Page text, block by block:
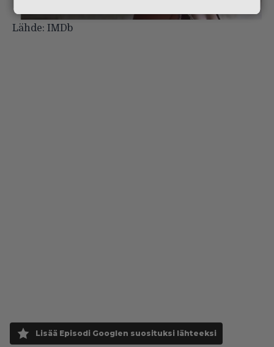
Lähde: IMDb
Lisää Episodi Googlen suosituksi lähteeksi